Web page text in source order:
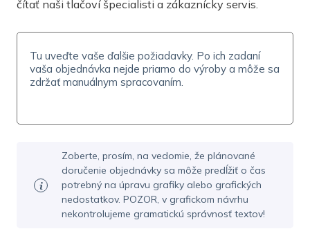
otázky.
čítať naši tlačoví špecialisti a zákaznícky servis.
Zoberte, prosím, na vedomie, že plánované
doručenie objednávky sa môže predĺžiť o čas
potrebný na úpravu grafiky alebo grafických
nedostatkov. POZOR, v grafickom návrhu
nekontrolujeme gramatickú správnosť textov!